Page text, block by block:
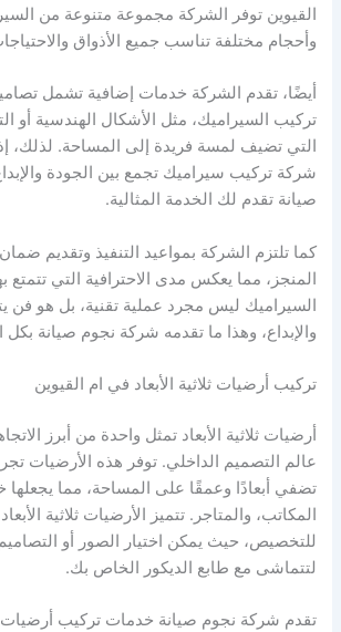
القيوين توفر الشركة مجموعة متنوعة من
وأحجام مختلفة تناسب جميع الأذواق
أيضًا، تقدم الشركة خدمات إضافية تشمل
تركيب السيراميك، مثل الأشكال الهندسية أو
التي تضيف لمسة فريدة إلى المساحة. لذلك،
شركة تركيب سيراميك تجمع بين الجودة
صيانة تقدم لك الخدمة المثالية.
كما تلتزم الشركة بمواعيد التنفيذ وتقديم
المنجز، مما يعكس مدى الاحترافية التي تتمتع
السيراميك ليس مجرد عملية تقنية، بل هو فن
والإبداع، وهذا ما تقدمه شركة نجوم صيانة بكل
تركيب أرضيات ثلاثية الأبعاد في ام القيوين
أرضيات ثلاثية الأبعاد تمثل واحدة من أبرز
عالم التصميم الداخلي. توفر هذه الأرضيات
تضفي أبعادًا وعمقًا على المساحة، مما يجعلها
المكاتب، والمتاجر. تتميز الأرضيات ثلاثية الأبعاد
للتخصيص، حيث يمكن اختيار الصور أو
لتتماشى مع طابع الديكور الخاص بك.
تقدم شركة نجوم صيانة خدمات تركيب أرضيات